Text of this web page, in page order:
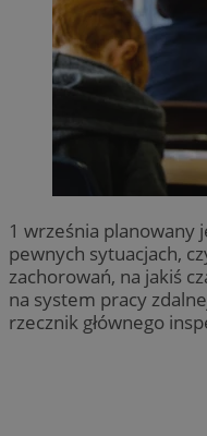
1 września planowany
pewnych sytuacjach,
zachorowań, na jakiś
na system pracy
rzecznik głównego